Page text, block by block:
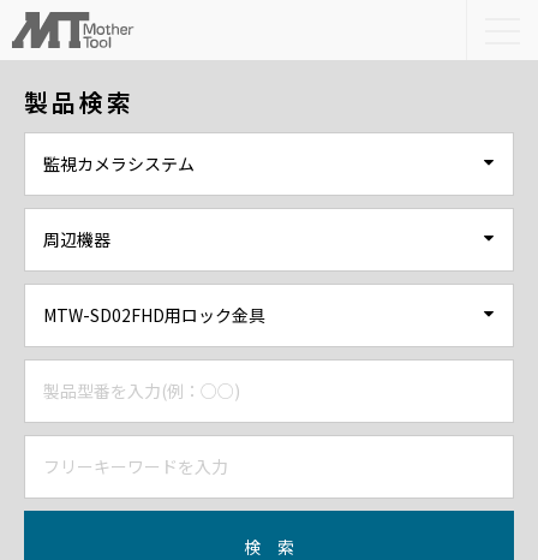
製品検索
検 索